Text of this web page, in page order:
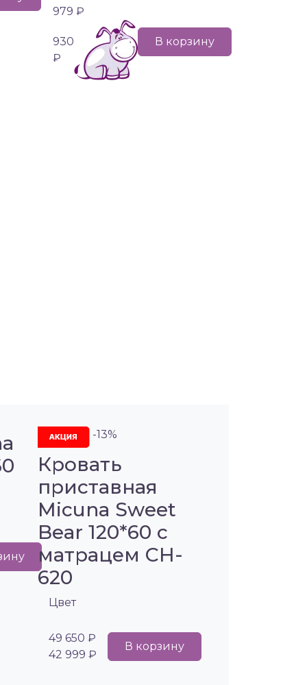
979 ₽
930
₽
В корзину
-13%
Кровать
приставная
Micuna Sweet
Bear 120*60 с
матрацем CH-
620
Цвет
49 650 ₽
42 999 ₽
В корзину